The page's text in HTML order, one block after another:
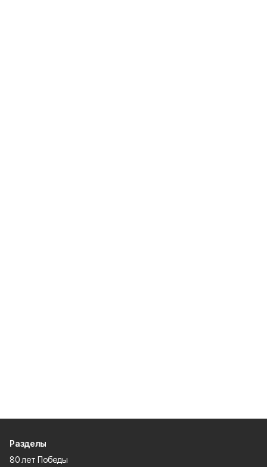
Разделы
80 лет Победы